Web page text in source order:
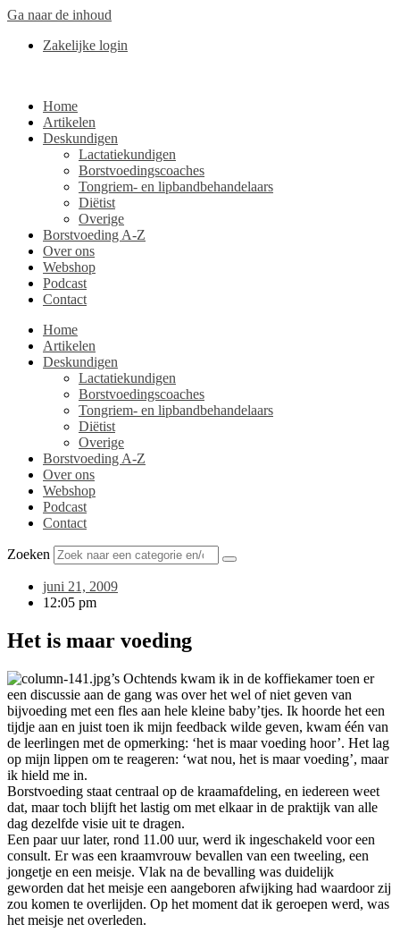
Ga naar de inhoud
Zakelijke login
Home
Artikelen
Deskundigen
Lactatiekundigen
Borstvoedingscoaches
Tongriem- en lipbandbehandelaars
Diëtist
Overige
Borstvoeding A-Z
Over ons
Webshop
Podcast
Contact
Home
Artikelen
Deskundigen
Lactatiekundigen
Borstvoedingscoaches
Tongriem- en lipbandbehandelaars
Diëtist
Overige
Borstvoeding A-Z
Over ons
Webshop
Podcast
Contact
Zoeken
juni 21, 2009
12:05 pm
Het is maar voeding
’s Ochtends kwam ik in de koffiekamer toen er
een discussie aan de gang was over het wel of niet geven van
bijvoeding met een fles aan hele kleine baby’tjes. Ik hoorde het een
tijdje aan en juist toen ik mijn feedback wilde geven, kwam één van
de leerlingen met de opmerking: ‘het is maar voeding hoor’. Het lag
op mijn lippen om te reageren: ‘wat nou, het is maar voeding’, maar
ik hield me in.
Borstvoeding staat centraal op de kraamafdeling, en iedereen weet
dat, maar toch blijft het lastig om met elkaar in de praktijk van alle
dag dezelfde visie uit te dragen.
Een paar uur later, rond 11.00 uur, werd ik ingeschakeld voor een
consult. Er was een kraamvrouw bevallen van een tweeling, een
jongetje en een meisje. Vlak na de bevalling was duidelijk
geworden dat het meisje een aangeboren afwijking had waardoor zij
zou komen te overlijden. Op het moment dat ik geroepen werd, was
het meisje net overleden.